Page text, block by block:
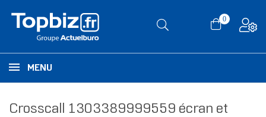
0
MENU
Crosscall 1303389999559 écran et